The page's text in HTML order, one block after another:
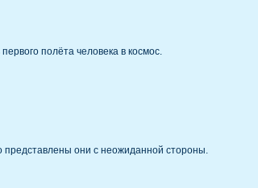
полёта человека в космос.
представлены они с неожиданной стороны.